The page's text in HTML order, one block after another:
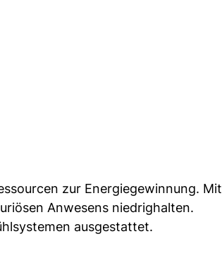
zur Energiegewinnung.
Anwesens niedrighalten.
ausgestattet.